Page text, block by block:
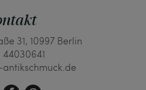
31, 10997 Berlin
44030641